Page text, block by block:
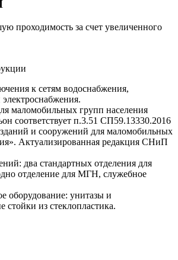
проходимость за счет увеличенного
к сетям водоснабжения,
маломобильных групп населения
соответствует п.3.51 СП59.13330.2016
и сооружений для маломобильных
Актуализированная редакция СНиП
два стандартных отделения для
отделение для МГН, служебное
оборудование: унитазы и
стойки из стеклопластика.